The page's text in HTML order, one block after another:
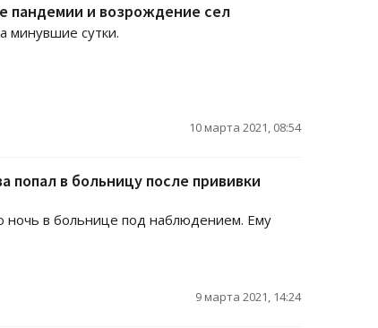
пандемии и возрождение сел
минувшие сутки.
10 марта 2021, 08:54
попал в больницу после прививки
ночь в больнице под наблюдением. Ему
9 марта 2021, 14:24